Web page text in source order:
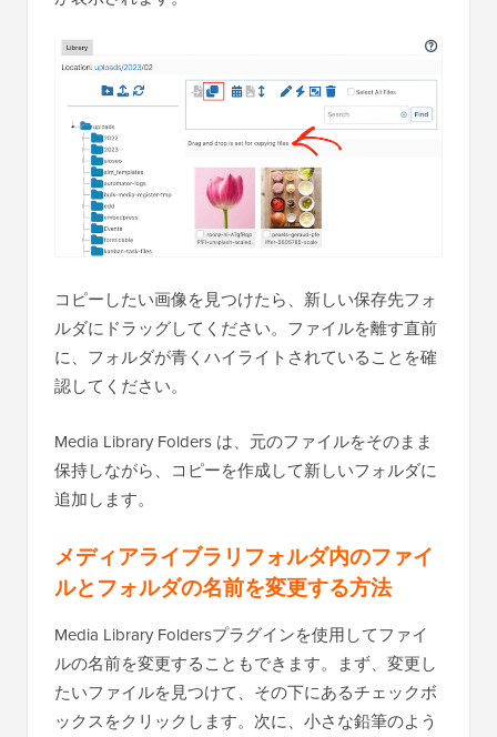
コピーしたい画像を見つけたら、新しい保存先フォ
ルダにドラッグしてください。ファイルを離す直前
に、フォルダが青くハイライトされていることを確
認してください。
Media Library Folders は、元のファイルをそのまま
保持しながら、コピーを作成して新しいフォルダに
追加します。
メディアライブラリフォルダ内のファイ
ルとフォルダの名前を変更する方法
Media Library Foldersプラグインを使用してファイ
ルの名前を変更することもできます。まず、変更し
たいファイルを見つけて、その下にあるチェックボ
ックスをクリックします。次に、小さな鉛筆のよう